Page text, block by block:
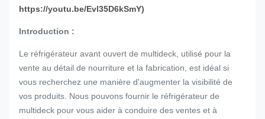
https://youtu.be/Evl35D6kSmY)
Introduction :
Le réfrigérateur avant ouvert de multideck, utilisé pour la
vente au détail de nourriture et la fabrication, est idéal si
vous recherchez une manière d'augmenter la visibilité de
vos produits. Nous pouvons fournir le réfrigérateur de
multideck pour vous aider à conduire des ventes et à